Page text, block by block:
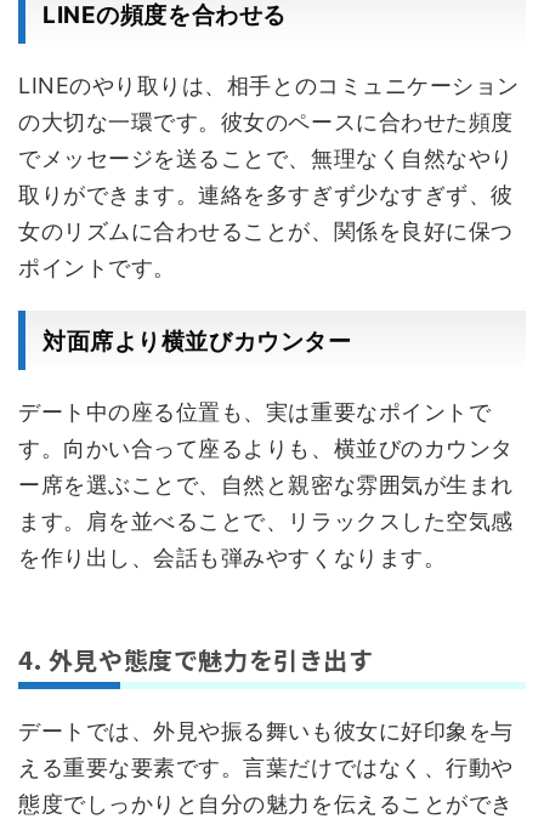
LINEの頻度を合わせる
LINEのやり取りは、相手とのコミュニケーション
の大切な一環です。彼女のペースに合わせた頻度
でメッセージを送ることで、無理なく自然なやり
取りができます。連絡を多すぎず少なすぎず、彼
女のリズムに合わせることが、関係を良好に保つ
ポイントです。
対面席より横並びカウンター
デート中の座る位置も、実は重要なポイントで
す。向かい合って座るよりも、横並びのカウンタ
ー席を選ぶことで、自然と親密な雰囲気が生まれ
ます。肩を並べることで、リラックスした空気感
を作り出し、会話も弾みやすくなります。
4. 外見や態度で魅力を引き出す
デートでは、外見や振る舞いも彼女に好印象を与
える重要な要素です。言葉だけではなく、行動や
態度でしっかりと自分の魅力を伝えることができ